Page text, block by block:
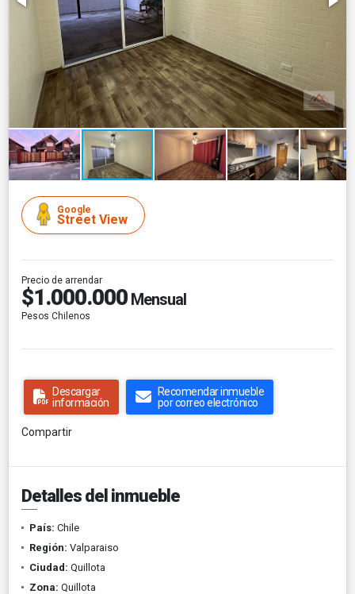
Google
Street View
Precio de arrendar
$1.000.000 Mensual
Pesos Chilenos
Descargar
información
Recomendar inmueble
por correo electrónico
Compartir
Detalles del inmueble
País: Chile
Región: Valparaiso
Ciudad: Quillota
Zona: Quillota